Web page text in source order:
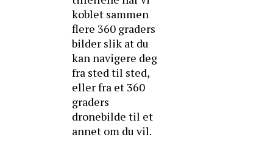
koblet sammen
flere 360 graders
bilder slik at du
kan navigere deg
fra sted til sted,
eller fra et 360
graders
dronebilde til et
annet om du vil.